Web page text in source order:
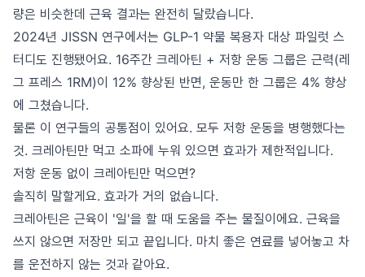
량은 비슷한데 근육 결과는 완전히 달랐습니다.
2024년 JISSN 연구에서는 GLP-1 약물 복용자 대상 파일럿 스
터디도 진행됐어요. 16주간 크레아틴 + 저항 운동 그룹은 근력(레
그 프레스 1RM)이 12% 향상된 반면, 운동만 한 그룹은 4% 향상
에 그쳤습니다.
물론 이 연구들의 공통점이 있어요. 모두 저항 운동을 병행했다는
것. 크레아틴만 먹고 소파에 누워 있으면 효과가 제한적입니다.
저항 운동 없이 크레아틴만 먹으면?
솔직히 말할게요. 효과가 거의 없습니다.
크레아틴은 근육이 '일'을 할 때 도움을 주는 물질이에요. 근육을
쓰지 않으면 저장만 되고 끝입니다. 마치 좋은 연료를 넣어놓고 차
를 운전하지 않는 것과 같아요.